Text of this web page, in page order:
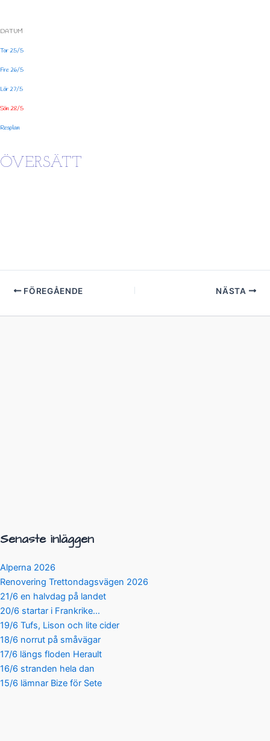
DATUM
Tor 25/5
Fre 26/5
Lör 27/5
Sön 28/5
Resplan
ÖVERSÄTT
FÖREGÅENDE NÄSTA
Senaste inläggen
Alperna 2026
Renovering Trettondagsvägen 2026
21/6 en halvdag på landet
20/6 startar i Frankrike…
19/6 Tufs, Lison och lite cider
18/6 norrut på småvägar
17/6 längs floden Herault
16/6 stranden hela dan
15/6 lämnar Bize för Sete